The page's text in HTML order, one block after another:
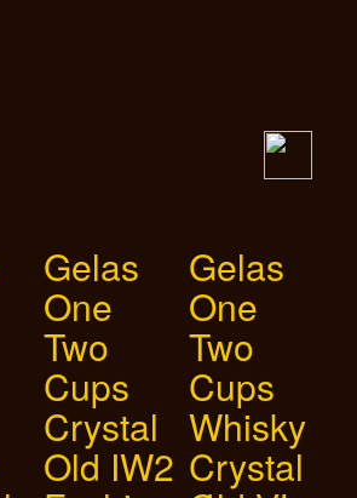
Gelas
One
Two
Cups
Crystal
Old IW2
Gelas
One
Two
Cups
Whisky
Crystal